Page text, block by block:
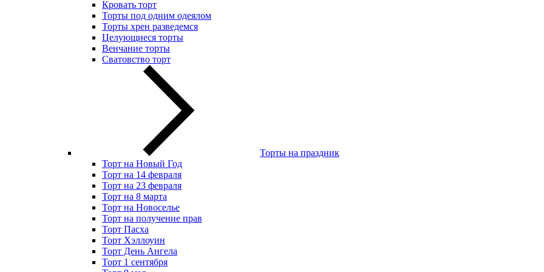
Кровать торт
Торты под одним одеялом
Торты хрен разведемся
Целующиеся торты
Венчание торты
Сватовство торт
Торты на праздник
Торт на Новый Год
Торт на 14 февраля
Торт на 23 февраля
Торт на 8 марта
Торт на Новоселье
Торт на получение прав
Торт Пасха
Торт Хэллоуин
Торт День Ангела
Торт 1 сентября